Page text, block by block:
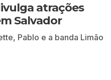
atrações
Salvador
Pablo e a banda Limão